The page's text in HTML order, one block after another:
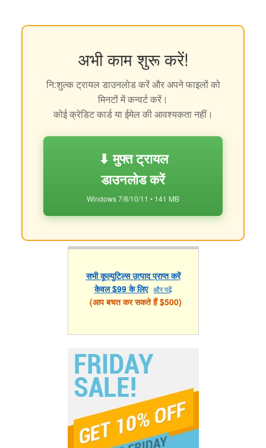
अभी काम शुरू करें!
नि:शुल्क ट्रायल डाउनलोड करें और अपने फाइलों को
मिनटों में कन्वर्ट करें।
कोई क्रेडिट कार्ड या ईमेल की आवश्यकता नहीं।
⬇ मुफ्त ट्रायल
डाउनलोड करें
Windows 7/8/10/11 • 141 MB
सभी कूल्युटिल्स उत्पाद प्राप्त करें
केवल $99 के लिए और पढ़ें
(आप बचत कर सकते हैं $500)